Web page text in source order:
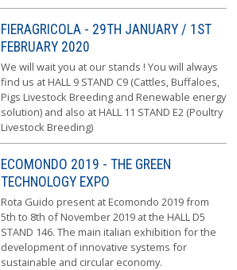
FIERAGRICOLA - 29TH JANUARY / 1ST
FEBRUARY 2020
We will wait you at our stands ! You will always
find us at HALL 9 STAND C9 (Cattles, Buffaloes,
Pigs Livestock Breeding and Renewable energy
solution) and also at HALL 11 STAND E2 (Poultry
Livestock Breeding)
ECOMONDO 2019 - THE GREEN
TECHNOLOGY EXPO
Rota Guido present at Ecomondo 2019 from
5th to 8th of November 2019 at the HALL D5
STAND 146. The main italian exhibition for the
development of innovative systems for
sustainable and circular economy.